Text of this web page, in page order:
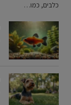
כלבים, כמו…